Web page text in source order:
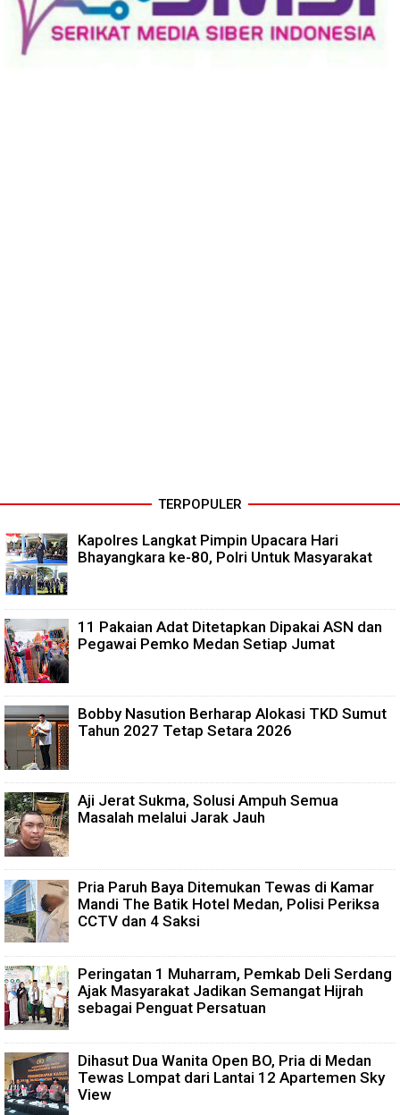
TERPOPULER
Kapolres Langkat Pimpin Upacara Hari
Bhayangkara ke-80, Polri Untuk Masyarakat
11 Pakaian Adat Ditetapkan Dipakai ASN dan
Pegawai Pemko Medan Setiap Jumat
Bobby Nasution Berharap Alokasi TKD Sumut
Tahun 2027 Tetap Setara 2026
Aji Jerat Sukma, Solusi Ampuh Semua
Masalah melalui Jarak Jauh
Pria Paruh Baya Ditemukan Tewas di Kamar
Mandi The Batik Hotel Medan, Polisi Periksa
CCTV dan 4 Saksi
Peringatan 1 Muharram, Pemkab Deli Serdang
Ajak Masyarakat Jadikan Semangat Hijrah
sebagai Penguat Persatuan
Dihasut Dua Wanita Open BO, Pria di Medan
Tewas Lompat dari Lantai 12 Apartemen Sky
View